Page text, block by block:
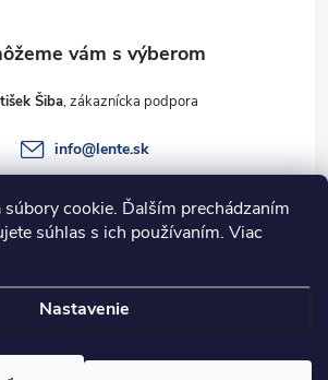
cookie. Ďalším prechádzaním
súhlas s ich používaním. Viac
Nastavenie
Šiba
info@lente.sk
. Všetky práva vyhradené.